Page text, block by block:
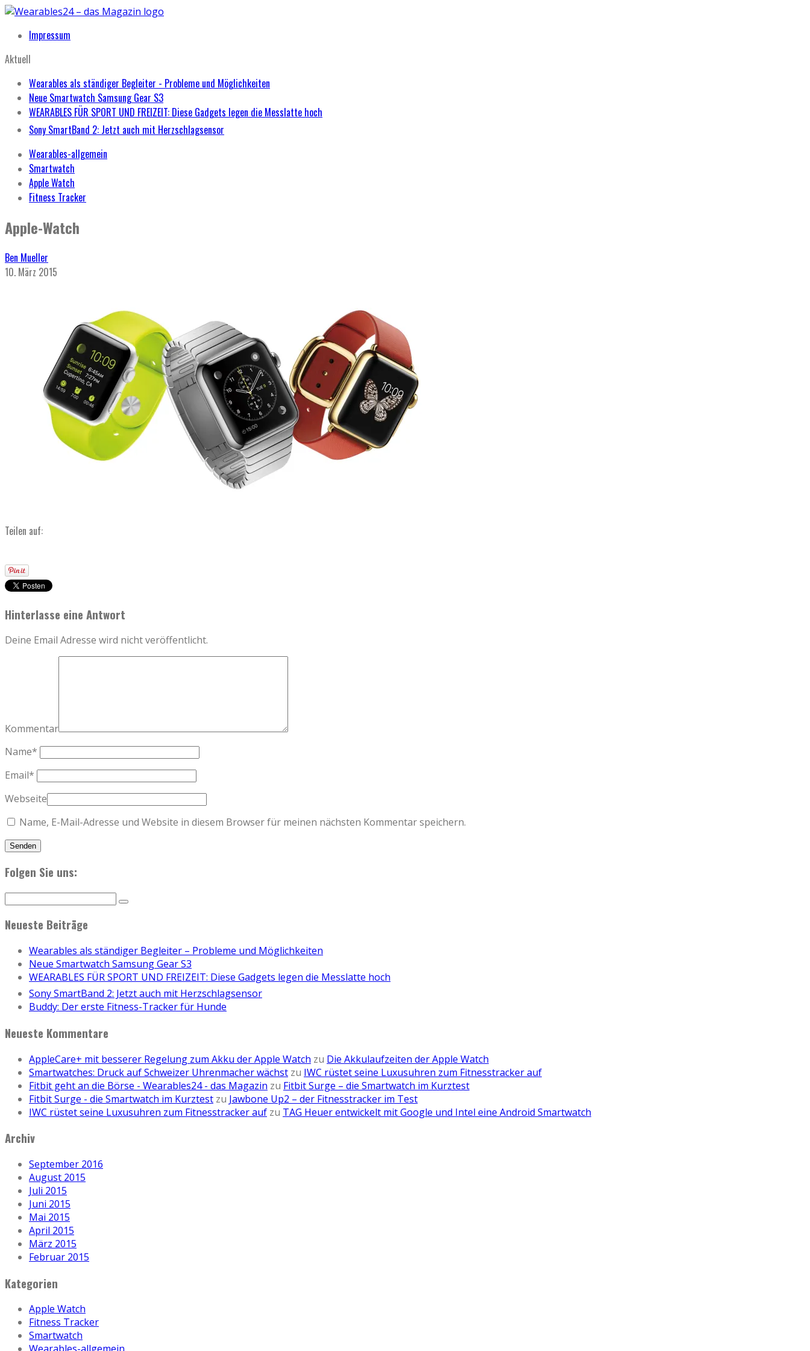
Impressum
Aktuell
Wearables als ständiger Begleiter - Probleme und Möglichkeiten
Neue Smartwatch Samsung Gear S3
WEARABLES FÜR SPORT UND FREIZEIT: Diese Gadgets legen die Messlatte hoch
Sony SmartBand 2: Jetzt auch mit Herzschlagsensor
Wearables-allgemein
Smartwatch
Apple Watch
Fitness Tracker
Apple-Watch
Ben Mueller
10. März 2015
Teilen auf:
Hinterlasse eine Antwort
Deine Email Adresse wird nicht veröffentlicht.
Kommentar
Name*
Email*
Webseite
Name, E-Mail-Adresse und Website in diesem Browser für meinen nächsten Kommentar speichern.
Folgen Sie uns:
Neueste Beiträge
Wearables als ständiger Begleiter – Probleme und Möglichkeiten
Neue Smartwatch Samsung Gear S3
WEARABLES FÜR SPORT UND FREIZEIT: Diese Gadgets legen die Messlatte hoch
Sony SmartBand 2: Jetzt auch mit Herzschlagsensor
Buddy: Der erste Fitness-Tracker für Hunde
Neueste Kommentare
AppleCare+ mit besserer Regelung zum Akku der Apple Watch zu Die Akkulaufzeiten der Apple Watch
Smartwatches: Druck auf Schweizer Uhrenmacher wächst zu IWC rüstet seine Luxusuhren zum Fitnesstracker auf
Fitbit geht an die Börse - Wearables24 - das Magazin zu Fitbit Surge – die Smartwatch im Kurztest
Fitbit Surge - die Smartwatch im Kurztest zu Jawbone Up2 – der Fitnesstracker im Test
IWC rüstet seine Luxusuhren zum Fitnesstracker auf zu TAG Heuer entwickelt mit Google und Intel eine Android Smartwatch
Archiv
September 2016
August 2015
Juli 2015
Juni 2015
Mai 2015
April 2015
März 2015
Februar 2015
Kategorien
Apple Watch
Fitness Tracker
Smartwatch